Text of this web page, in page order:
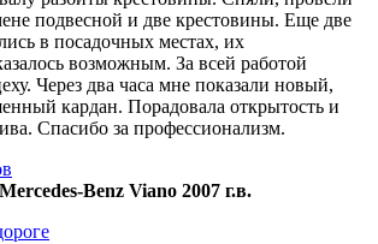
подвесной и две крестовины. Еще две
в посадочных местах, их
возможным. За всей работой
Через два часа мне показали новый,
кардан. Порадовала открытость и
Спасибо за профессионализм.
Mercedes-Benz Viano 2007 г.в.